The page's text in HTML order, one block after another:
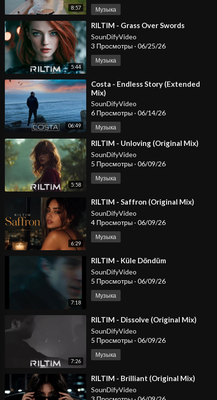
8:57 Музыка
5:44
⁣RILTIM - Grass Over Swords
SounDifyVideo
3 Просмотры · 06/25/26
Музыка
06:49
⁣Costa - Endless Story (Extended
Mix)
SounDifyVideo
6 Просмотры · 06/14/26
Музыка
5:58
⁣RILTIM - Unloving (Original Mix)
SounDifyVideo
5 Просмотры · 06/09/26
Музыка
6:29
⁣RILTIM - Saffron (Original Mix)
SounDifyVideo
4 Просмотры · 06/09/26
Музыка
7:18
⁣RILTIM - Küle Döndüm
SounDifyVideo
5 Просмотры · 06/09/26
Музыка
7:26
⁣RILTIM - Dissolve (Original Mix)
SounDifyVideo
5 Просмотры · 06/09/26
Музыка
⁣RILTIM - Brilliant (Original Mix)
SounDifyVideo